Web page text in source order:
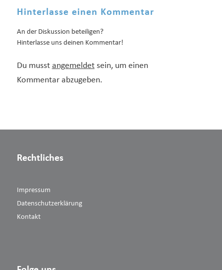
Hinterlasse einen Kommentar
An der Diskussion beteiligen?
Hinterlasse uns deinen Kommentar!
Du musst angemeldetsein, um einen
Kommentar abzugeben.
Rechtliches
Impressum
Datenschutzerklärung
Kontakt